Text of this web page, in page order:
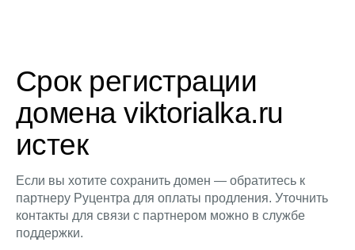
Срок регистрации
домена viktorialka.ru
истек
Если вы хотите сохранить домен — обратитесь к
партнеру Руцентра для оплаты продления. Уточнить
контакты для связи с партнером можно в службе
поддержки.